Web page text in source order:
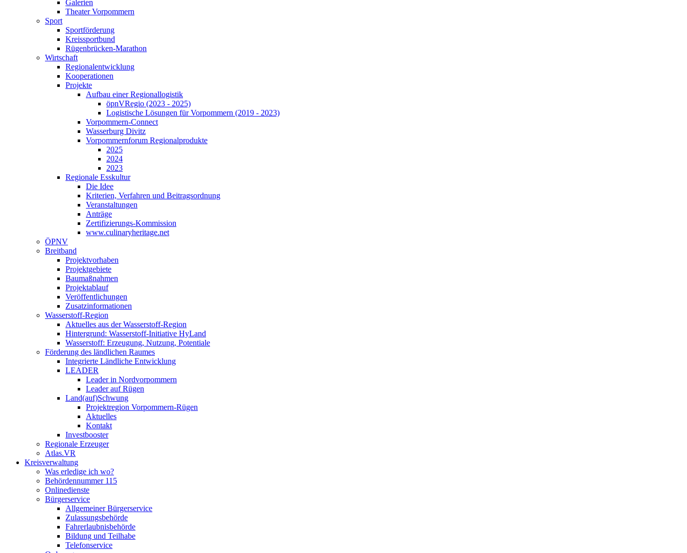
Galerien
Theater Vorpommern
Sport
Sportförderung
Kreissportbund
Rügenbrücken-Marathon
Wirtschaft
Regionalentwicklung
Kooperationen
Projekte
Aufbau einer Regionallogistik
öpnVRegio (2023 - 2025)
Logistische Lösungen­ für Vorpommern (2019 - 2023)
Vorpommern-Connect
Wasserburg Divitz
Vorpommernforum Regionalprodukte
2025
2024
2023
Regionale Esskultur
Die Idee
Kriterien, Verfahren und Beitragsordnung
Veranstaltungen
Anträge
Zertifizierungs-Kommission
www.culinaryheritage.net
ÖPNV
Breitband
Projektvorhaben
Projektgebiete
Baumaßnahmen
Projektablauf
Veröffentlichungen
Zusatzinformationen
Wasserstoff-Region
Aktuelles aus der Wasserstoff-Region
Hintergrund: Wasserstoff-Initiative HyLand
Wasserstoff: Erzeugung, Nutzung, Potentiale
Förderung des ländlichen Raumes
Integrierte Ländliche Entwicklung
LEADER
Leader in Nordvorpommern
Leader auf Rügen
Land(auf)Schwung
Projektregion Vorpommern-Rügen
Aktuelles
Kontakt
Investbooster
Regionale Erzeuger
Atlas.VR
Kreisverwaltung
Was erledige ich wo?
Behördennummer 115
Onlinedienste
Bürgerservice
Allgemeiner Bürgerservice
Zulassungsbehörde
Fahrerlaubnisbehörde
Bildung und Teilhabe
Telefonservice